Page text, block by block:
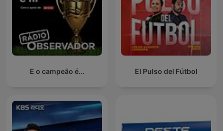
E o campeão é... El Pulso del Fútbol